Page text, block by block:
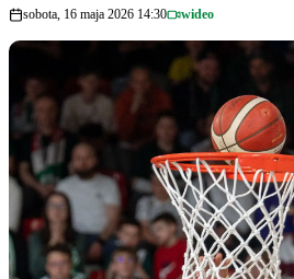
sobota, 16 maja 2026 14:30 wideo